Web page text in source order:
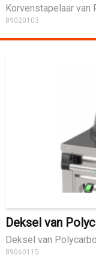
Korvenstapelaar van
89020103
Deksel van
Deksel van
89060115